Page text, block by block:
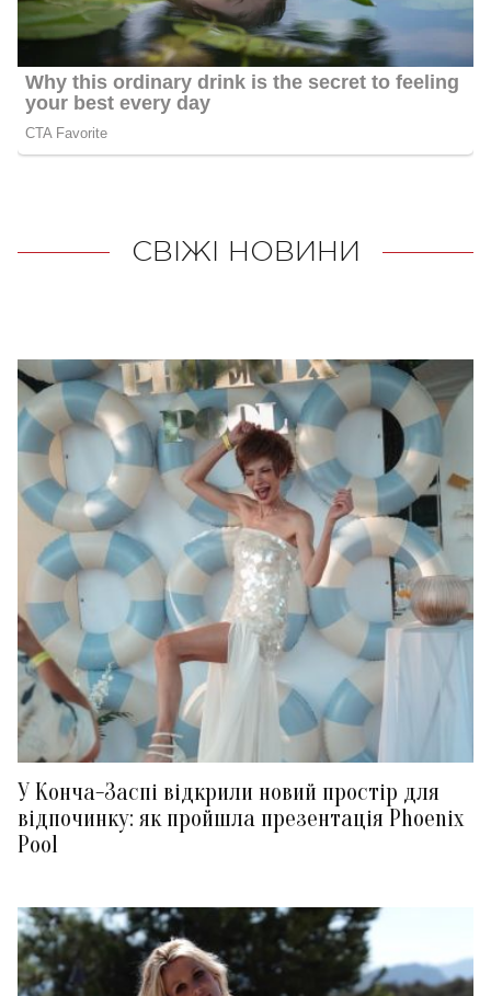
СВІЖІ НОВИНИ
У Конча-Заспі відкрили новий простір для
відпочинку: як пройшла презентація Phoenix
Pool